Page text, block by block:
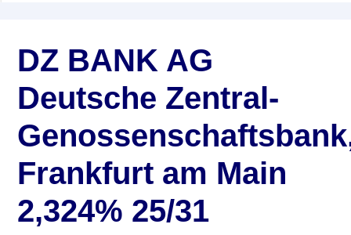
DZ BANK AG
Deutsche Zentral-
Frankfurt am Main
2,324% 25/31